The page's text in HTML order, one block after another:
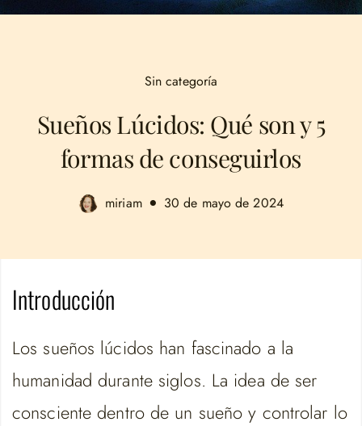
Sin categoría
Sueños Lúcidos: Qué son y 5
formas de conseguirlos
miriam 30 de mayo de 2024
Introducción
Los sueños lúcidos han fascinado a la
humanidad durante siglos. La idea de ser
consciente dentro de un sueño y controlar lo